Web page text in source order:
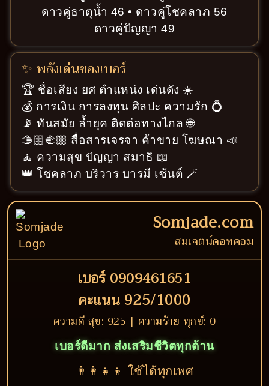
ดาวคู่ธาตุน้ำ 46 • ดาวคู่โชคลาภ 56
ดาวคู่ปัญญา 49
✨ พลังเด่นของเบอร์
🏆 ชื่อเสียง ยศ ตำแหน่ง เด่นดัง ☀️
💰 การเงิน การลงทุน ศิลปะ ความรัก 💍
📡 ทันสมัย ล้ำยุค ติดต่อทางไกล 🌐
🫱🏼‍🫲🏼 สื่อสารเจรจา ค้าขาย โฆษณา 📣
🧘 ความสุข ปัญญา สมาธิ 📖
👑 โชคลาภ บริวาร บารมี เซ้นต์ 🪄
Somjade.com
สมเจตน์ดอทคอม
เบอร์ 0909461651
คะแนน 925/1000
ความดี สุข: 925 | ความร้าย ทุกข์: 0
เบอร์ดีมาก ส่งเสริมชีวิตทุกด้าน
👨‍👩‍👧‍👦 ใช้ได้ทุกเพศ